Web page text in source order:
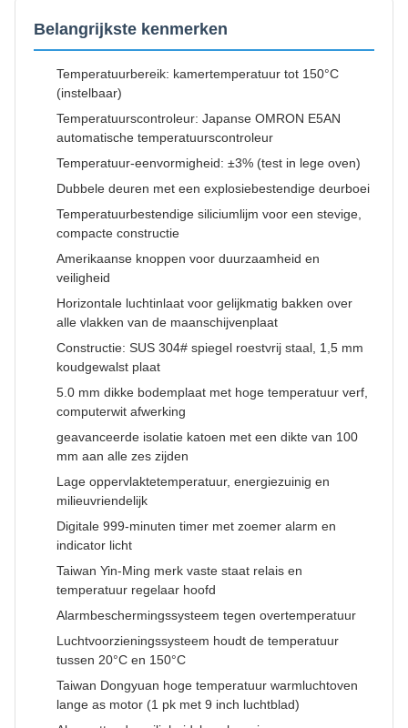
Belangrijkste kenmerken
Temperatuurbereik: kamertemperatuur tot 150°C
(instelbaar)
Temperatuurscontroleur: Japanse OMRON E5AN
automatische temperatuurscontroleur
Temperatuur-eenvormigheid: ±3% (test in lege oven)
Dubbele deuren met een explosiebestendige deurboei
Temperatuurbestendige siliciumlijm voor een stevige,
compacte constructie
Amerikaanse knoppen voor duurzaamheid en
veiligheid
Horizontale luchtinlaat voor gelijkmatig bakken over
alle vlakken van de maanschijvenplaat
Constructie: SUS 304# spiegel roestvrij staal, 1,5 mm
koudgewalst plaat
5.0 mm dikke bodemplaat met hoge temperatuur verf,
computerwit afwerking
geavanceerde isolatie katoen met een dikte van 100
mm aan alle zes zijden
Lage oppervlaktetemperatuur, energiezuinig en
milieuvriendelijk
Digitale 999-minuten timer met zoemer alarm en
indicator licht
Taiwan Yin-Ming merk vaste staat relais en
temperatuur regelaar hoofd
Alarmbeschermingssysteem tegen overtemperatuur
Luchtvoorzieningssysteem houdt de temperatuur
tussen 20°C en 150°C
Taiwan Dongyuan hoge temperatuur warmluchtoven
lange as motor (1 pk met 9 inch luchtblad)